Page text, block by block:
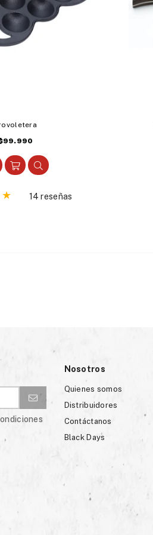
14 reseñas
Nosotros
Quienes somos
Distribuidores
Contáctanos
Black Days